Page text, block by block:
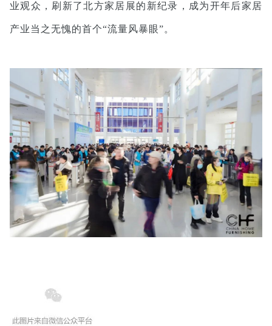
业观众，刷新了北方家居展的新纪录，成为开年后家居
产业当之无愧的首个“流量风暴眼”。